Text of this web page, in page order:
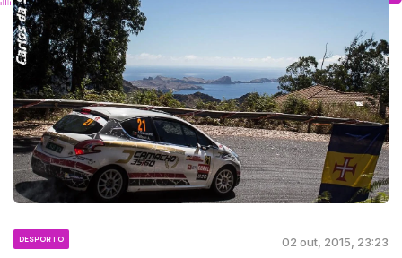
DESPORTO 02 out, 2015, 23:23